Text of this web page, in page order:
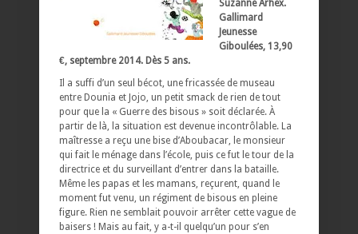
Suzanne Arhex.
Gallimard
Jeunesse
Giboulées, 13,90
€, septembre 2014. Dès 5 ans.
Il a suffi d’un seul bécot, une fricassée de museau
entre Dounia et Jojo, un petit smack de rien de tout
pour que la « Guerre des bisous » soit déclarée. À
partir de là, la situation est devenue incontrôlable. La
maîtresse a reçu une bise d’Aboubacar, le monsieur
qui fait le ménage dans l’école, puis ce fut le tour de la
directrice et du surveillant d’entrer dans la bataille.
Même les papas et les mamans, reçurent, quand le
moment fut venu, un régiment de bisous en pleine
figure. Rien ne semblait pouvoir arrêter cette vague de
baisers ! Mais au fait, y a-t-il quelqu’un pour s’en